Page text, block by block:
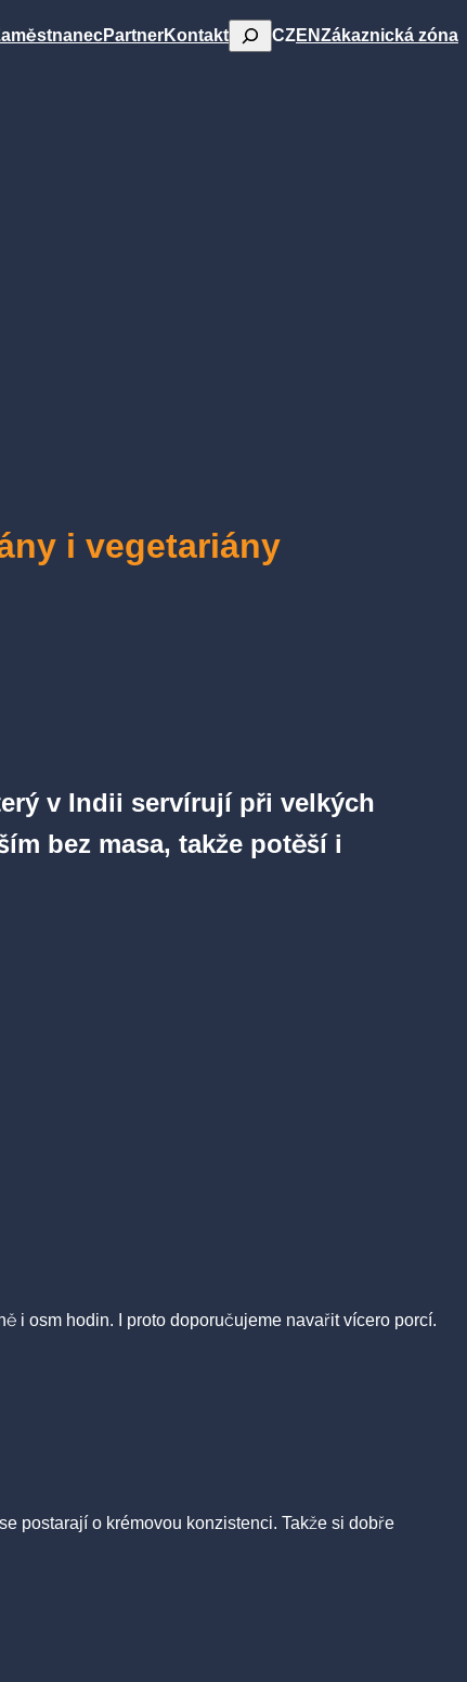
PartnerKontaktHledatCZENZákaznická zóna
i vegetariány
v Indii servírují při velkých
bez masa, takže potěší i
i osm hodin. I proto doporučujeme navařit vícero porcí.
postarají o krémovou konzistenci. Takže si dobře